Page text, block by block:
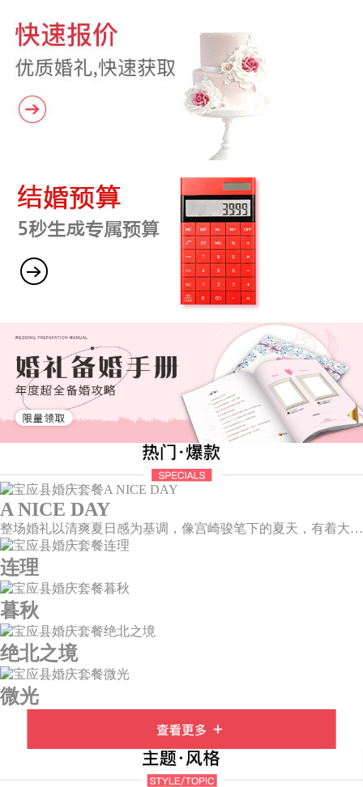
A NICE DAY
整场婚礼以清爽夏日感为基调，像宫崎骏笔下的夏天，有着大朵大朵像棉花糖似的白云，有蔚蓝蔚蓝的天空和青绿青绿的草地，有着童话世界里干净纯洁的美好，有着日系画风下的治愈感。
连理
暮秋
绝北之境
微光